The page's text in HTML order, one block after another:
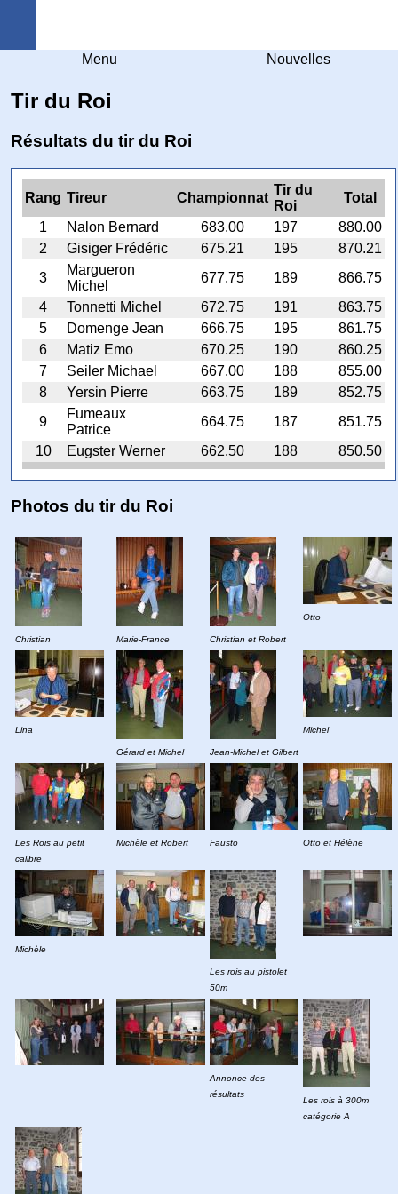
Menu Nouvelles
Tir du Roi
Résultats du tir du Roi
Rang Tireur Championnat
Tir du
Roi
Total
1
Nalon Bernard 683.00 197
880.00
2
Gisiger Frédéric 675.21 195
870.21
3
Margueron
Michel
677.75 189
866.75
4
Tonnetti Michel 672.75 191
863.75
5
Domenge Jean 666.75 195
861.75
6
Matiz Emo 670.25 190
860.25
7
Seiler Michael 667.00 188
855.00
8
Yersin Pierre 663.75 189
852.75
9
Fumeaux
Patrice
664.75 187
851.75
10
Eugster Werner 662.50 188 850.50
Photos du tir du Roi
Christian Marie-France Christian et Robert
Otto
Lina
Gérard et Michel Jean-Michel et Gilbert
Michel
Les Rois au petit
calibre
Michèle et Robert Fausto Otto et Hélène
Michèle
Les rois au pistolet
50m
Annonce des
résultats
Les rois à 300m
catégorie A